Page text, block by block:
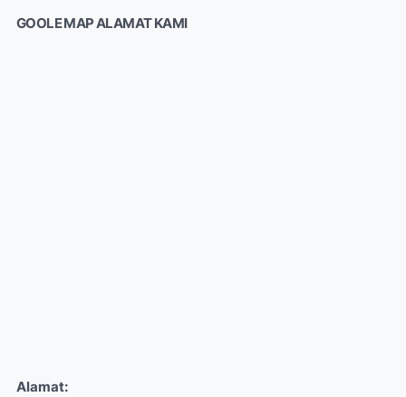
GOOLE MAP ALAMAT KAMI
Alamat: